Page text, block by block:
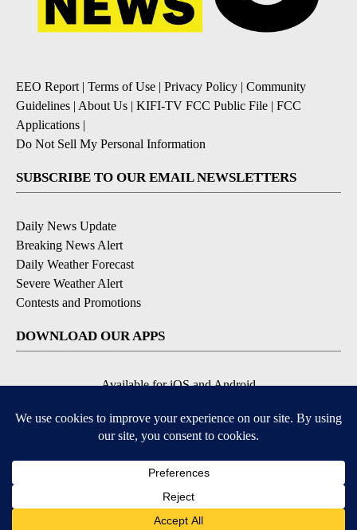
EEO Report | Terms of Use | Privacy Policy | Community
Guidelines | About Us | KIFI-TV FCC Public File | FCC
Applications |
Do Not Sell My Personal Information
SUBSCRIBE TO OUR EMAIL NEWSLETTERS
Daily News Update
Breaking News Alert
Daily Weather Forecast
Severe Weather Alert
Contests and Promotions
DOWNLOAD OUR APPS
Available for iOS and Android
© 2026, NPG of Idaho, Inc. Idaho Falls, ID USA